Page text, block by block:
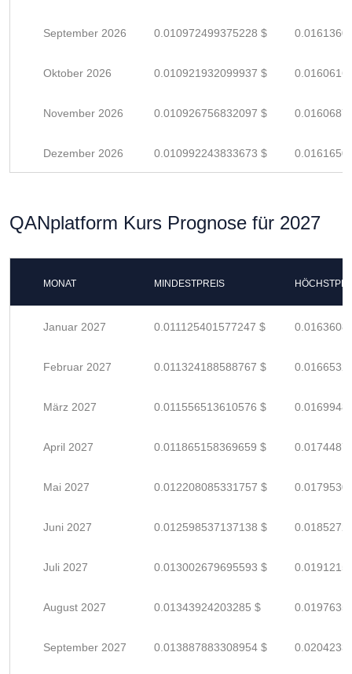
September 2026 0.010972499375228 $
Oktober 2026 0.010921932099937 $
November 2026 0.010926756832097 $
Dezember 2026 0.010992243833673 $
QANplatform Kurs Prognose für 2027
MONAT MINDESTPREIS
Januar 2027 0.011125401577247 $
Februar 2027 0.011324188588767 $
März 2027 0.011556513610576 $
April 2027 0.011865158369659 $
Mai 2027 0.012208085331757 $
Juni 2027 0.012598537137138 $
Juli 2027 0.013002679695593 $
August 2027 0.01343924203285 $
September 2027 0.013887883308954 $